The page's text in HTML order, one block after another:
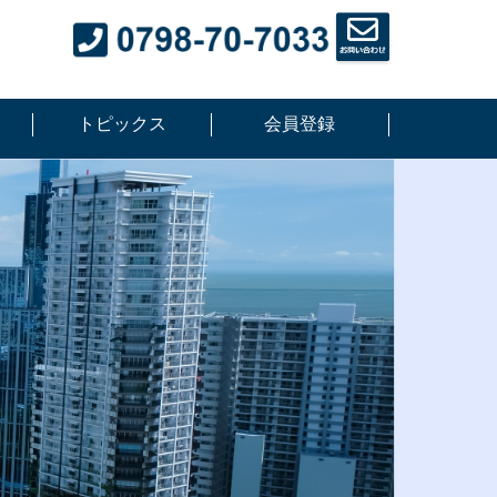
トピックス 会員登録